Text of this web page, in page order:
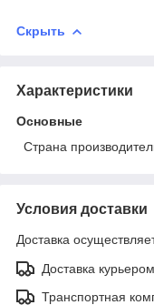
Скрыть
Характеристики
Основные
Страна
Условия доставки
Доставка
Доставка курьером
Транспортная